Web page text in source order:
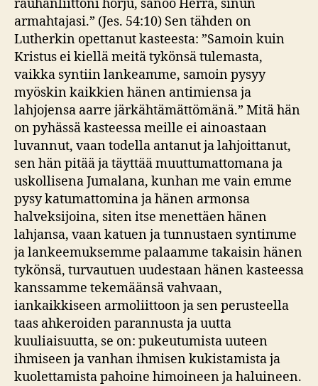
rauhanliittoni horju, sanoo Herra, sinun
armahtajasi.” (Jes. 54:10) Sen tähden on
Lutherkin opettanut kasteesta: ”Samoin kuin
Kristus ei kiellä meitä tykönsä tulemasta,
vaikka syntiin lankeamme, samoin pysyy
myöskin kaikkien hänen antimiensa ja
lahjojensa aarre järkähtämättömänä.” Mitä hän
on pyhässä kasteessa meille ei ainoastaan
luvannut, vaan todella antanut ja lahjoittanut,
sen hän pitää ja täyttää muuttumattomana ja
uskollisena Jumalana, kunhan me vain emme
pysy katumattomina ja hänen armonsa
halveksijoina, siten itse menettäen hänen
lahjansa, vaan katuen ja tunnustaen syntimme
ja lankeemuksemme palaamme takaisin hänen
tykönsä, turvautuen uudestaan hänen kasteessa
kanssamme tekemäänsä vahvaan,
iankaikkiseen armoliittoon ja sen perusteella
taas ahkeroiden parannusta ja uutta
kuuliaisuutta, se on: pukeutumista uuteen
ihmiseen ja vanhan ihmisen kukistamista ja
kuolettamista pahoine himoineen ja haluineen.